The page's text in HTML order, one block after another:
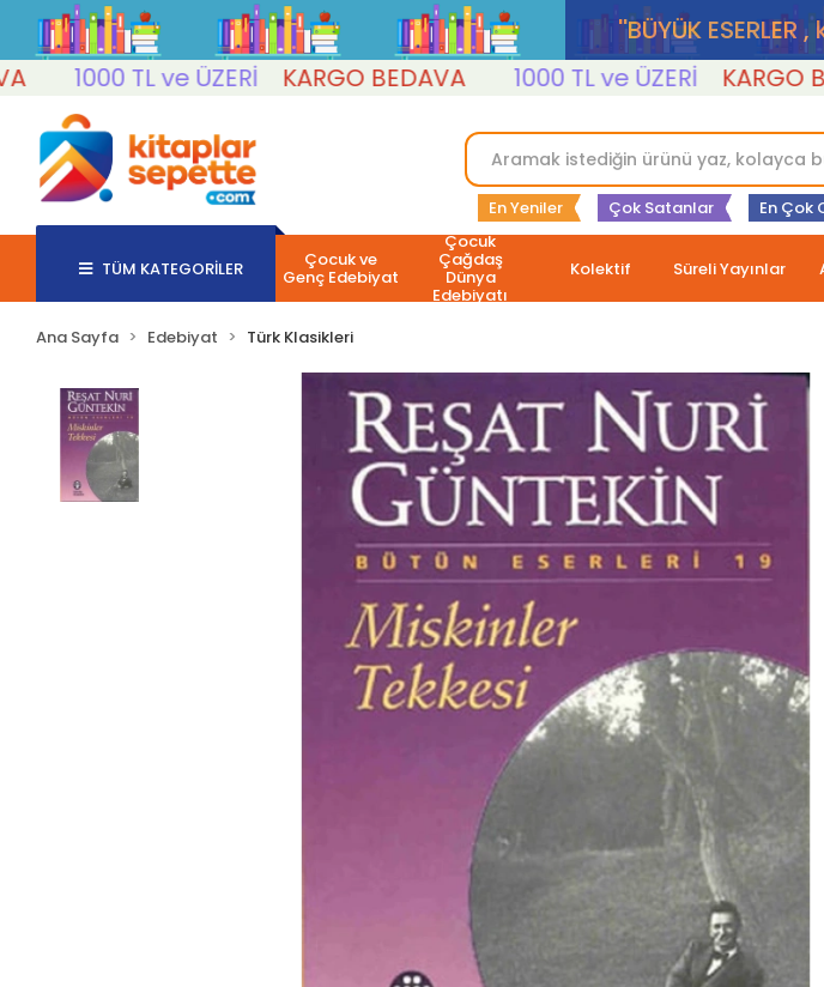
''BÜYÜK
1000 TL ve ÜZERİ
KARGO BEDAVA 1000 TL ve ÜZERİ KARGO
En Yeniler Çok Satanlar En Çok
TÜM KATEGORİLER Çocuk ve
Genç Edebiyat
Çocuk
Çağdaş
Dünya
Edebiyatı
Kolektif Süreli Yayınlar
Ana Sayfa Edebiyat Türk Klasikleri